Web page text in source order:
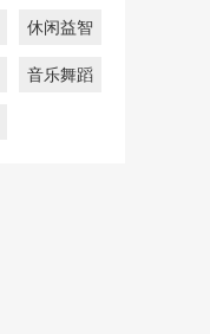
休闲益智
音乐舞蹈